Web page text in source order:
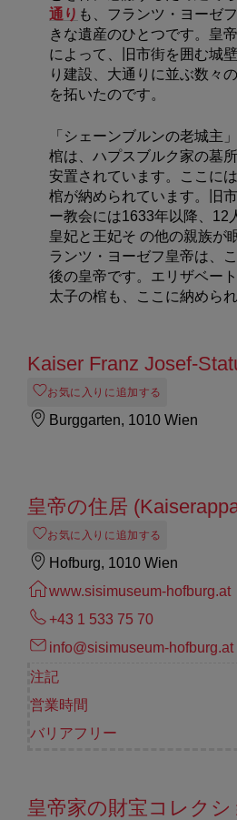
通り も、フランツ・ヨーゼ
きな遺産のひとつです。皇
によって、旧市街を囲む城
り建設、大通りに並ぶ数々
を拓いたのです。
「シェーンブルンの老城主
棺は、ハプスブルク家の墓
安置されています。ここに
棺が納められています。旧
ー教会には1633年以降、12
皇妃と王妃そ の他の親族が
ランツ・ヨーゼフ皇帝は、
後の皇帝です。エリザベー
太子の棺も、ここに納められ
Kaiser Franz Josef-
お気に入りに追加する
Burggarten, 1010 Wien
皇帝の住居
お気に入りに追加する
Hofburg, 1010 Wien
www.sisimuseum-hofburg.at
+43 1 533 75 70
info@sisimuseum-hofburg.at
注記
営業時間
バリアフリー
皇帝家の財宝コレクシ